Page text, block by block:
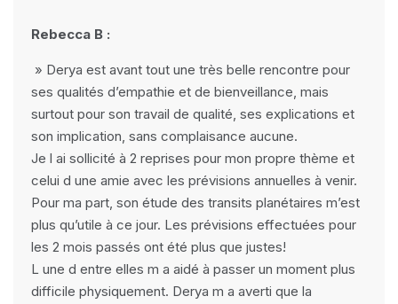
Rebecca B :
» Derya est avant tout une très belle rencontre pour
ses qualités d’empathie et de bienveillance, mais
surtout pour son travail de qualité, ses explications et
son implication, sans complaisance aucune.
Je l ai sollicité à 2 reprises pour mon propre thème et
celui d une amie avec les prévisions annuelles à venir.
Pour ma part, son étude des transits planétaires m’est
plus qu’utile à ce jour. Les prévisions effectuées pour
les 2 mois passés ont été plus que justes!
L une d entre elles m a aidé à passer un moment plus
difficile physiquement. Derya m a averti que la